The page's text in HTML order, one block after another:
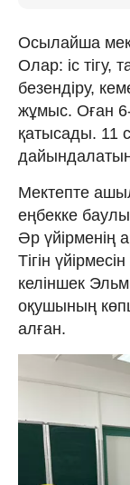
Осылайша
Олар: іс тігу,
безендіру,
жұмыс. Оған
қатысады. 11
Мектепте
еңбекке
Әр үйірменің
Тігін
келіншек
оқушының
алған.